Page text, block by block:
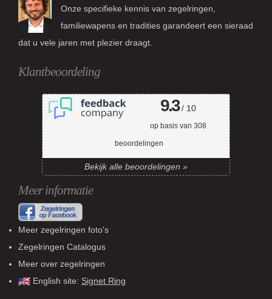
Onze specifieke kennis van zegelringen,
familiewapens en tradities garandeert een sieraad
dat u vele jaren met plezier draagt.
Klantbeoordeling
9.3/ 10
op basis van 308
beoordelingen
Bekijk alle beoordelingen »
Meer informatie
Meer zegelringen foto's
Zegelringen Catalogus
Meer over zegelringen
English site: Signet Ring